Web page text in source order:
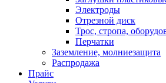
Электроды
Отрезной диск
Трос, стропа,
Перчатки
Заземление, молниезащита
Распродажа
Прайс